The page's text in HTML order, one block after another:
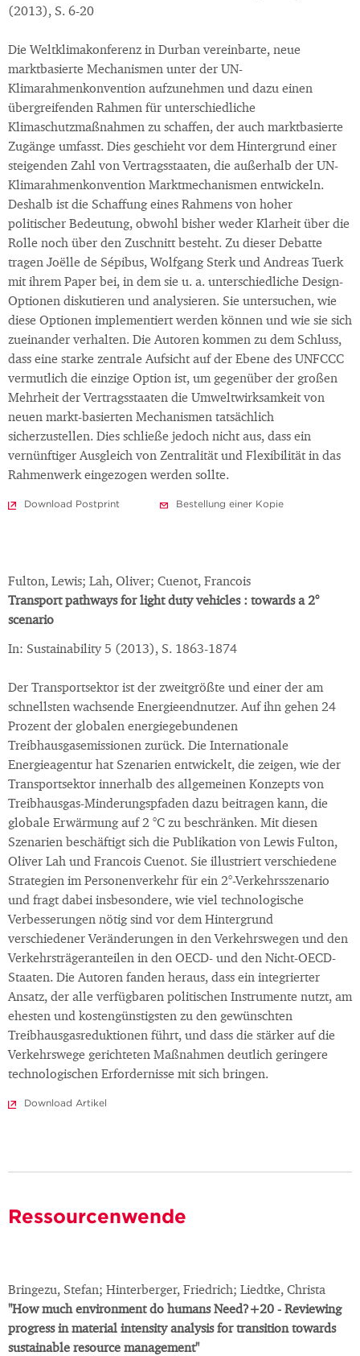
(2013), S. 6-20
Die Weltklimakonferenz in Durban vereinbarte, neue
marktbasierte Mechanismen unter der UN-
Klimarahmenkonvention aufzunehmen und dazu einen
übergreifenden Rahmen für unterschiedliche
Klimaschutzmaßnahmen zu schaffen, der auch marktbasierte
Zugänge umfasst. Dies geschieht vor dem Hintergrund einer
steigenden Zahl von Vertragsstaaten, die außerhalb der UN-
Klimarahmenkonvention Marktmechanismen entwickeln.
Deshalb ist die Schaffung eines Rahmens von hoher
politischer Bedeutung, obwohl bisher weder Klarheit über die
Rolle noch über den Zuschnitt besteht. Zu dieser Debatte
tragen Joëlle de Sépibus, Wolfgang Sterk und Andreas Tuerk
mit ihrem Paper bei, in dem sie u. a. unterschiedliche Design-
Optionen diskutieren und analysieren. Sie untersuchen, wie
diese Optionen implementiert werden können und wie sie sich
zueinander verhalten. Die Autoren kommen zu dem Schluss,
dass eine starke zentrale Aufsicht auf der Ebene des UNFCCC
vermutlich die einzige Option ist, um gegenüber der großen
Mehrheit der Vertragsstaaten die Umweltwirksamkeit von
neuen markt-basierten Mechanismen tatsächlich
sicherzustellen. Dies schließe jedoch nicht aus, dass ein
vernünftiger Ausgleich von Zentralität und Flexibilität in das
Rahmenwerk eingezogen werden sollte.
Download Postprint Bestellung einer Kopie
Fulton, Lewis; Lah, Oliver; Cuenot, Francois
Transport pathways for light duty vehicles : towards a 2°
scenario
In: Sustainability 5 (2013), S. 1863-1874
Der Transportsektor ist der zweitgrößte und einer der am
schnellsten wachsende Energieendnutzer. Auf ihn gehen 24
Prozent der globalen energiegebundenen
Treibhausgasemissionen zurück. Die Internationale
Energieagentur hat Szenarien entwickelt, die zeigen, wie der
Transportsektor innerhalb des allgemeinen Konzepts von
Treibhausgas-Minderungspfaden dazu beitragen kann, die
globale Erwärmung auf 2 °C zu beschränken. Mit diesen
Szenarien beschäftigt sich die Publikation von Lewis Fulton,
Oliver Lah und Francois Cuenot. Sie illustriert verschiedene
Strategien im Personenverkehr für ein 2°-Verkehrsszenario
und fragt dabei insbesondere, wie viel technologische
Verbesserungen nötig sind vor dem Hintergrund
verschiedener Veränderungen in den Verkehrswegen und den
Verkehrsträgeranteilen in den OECD- und den Nicht-OECD-
Staaten. Die Autoren fanden heraus, dass ein integrierter
Ansatz, der alle verfügbaren politischen Instrumente nutzt, am
ehesten und kostengünstigsten zu den gewünschten
Treibhausgasreduktionen führt, und dass die stärker auf die
Verkehrswege gerichteten Maßnahmen deutlich geringere
technologischen Erfordernisse mit sich bringen.
Download Artikel
Ressourcenwende
Bringezu, Stefan; Hinterberger, Friedrich; Liedtke, Christa
"How much environment do humans Need?+20 - Reviewing
progress in material intensity analysis for transition towards
sustainable resource management"